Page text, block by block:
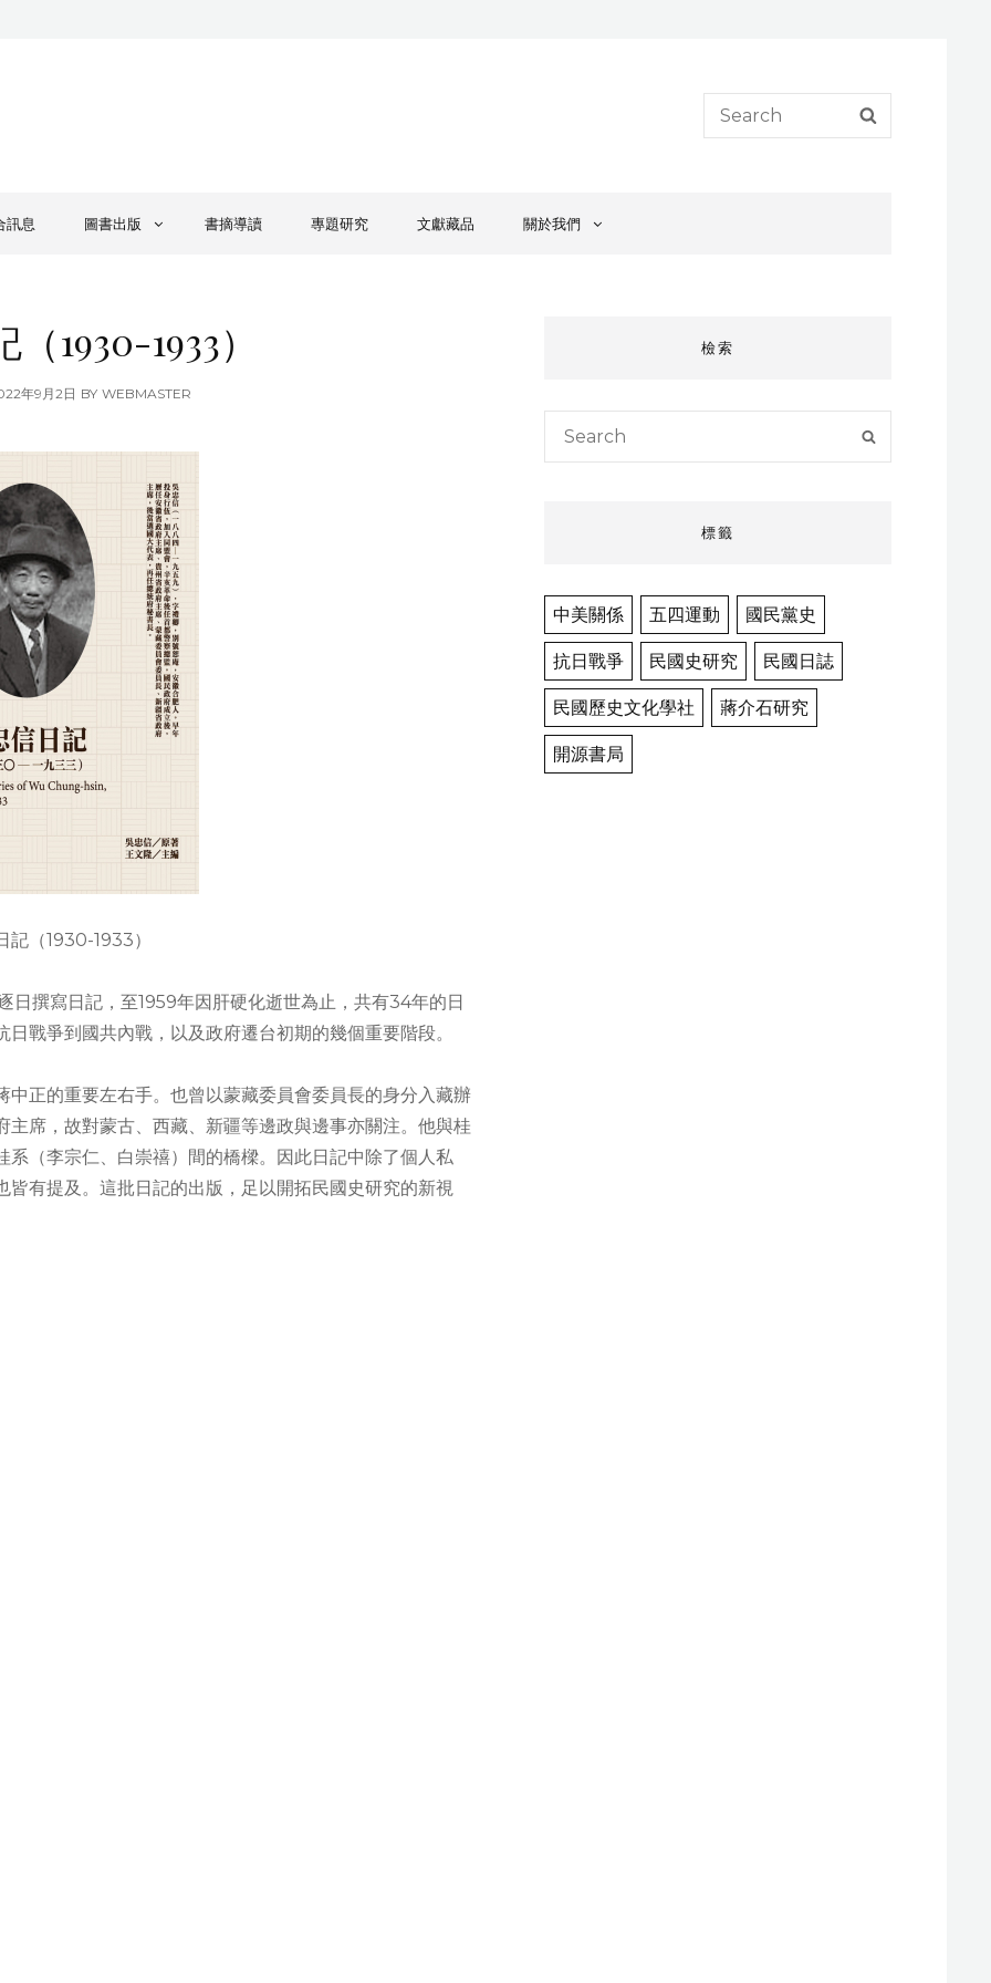
Search
for:
訊息 圖書出版 書摘導讀 專題研究 文獻藏品 關於我們
1930-1933）
年9月2日 BY WEBMASTER
記（1930-1933）
日撰寫日記，至1959年因肝硬化逝世為止，共有34年的日
戰爭到國共內戰，以及政府遷台初期的幾個重要階段。
正的重要左右手。也曾以蒙藏委員會委員長的身分入藏辦
席，故對蒙古、西藏、新疆等邊政與邊事亦關注。他與桂
（李宗仁、白崇禧）間的橋樑。因此日記中除了個人私
有提及。這批日記的出版，足以開拓民國史研究的新視
檢索
Search
標籤
中美關係 五四運動 國民黨史
抗日戰爭 民國史研究 民國日誌
民國歷史文化學社 蔣介石研究
開源書局